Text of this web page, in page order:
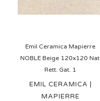
Emil Ceramica Mapierre
NOBLE Beige 120x120 Nat.
Rett. Gat. 1
EMIL CERAMICA |
MAPIERRE